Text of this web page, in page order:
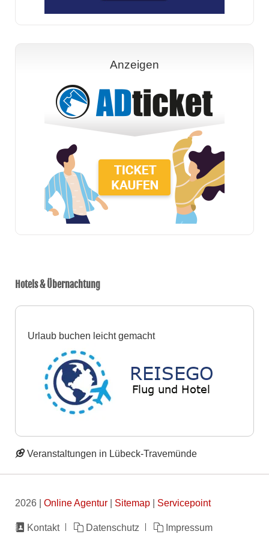
Anzeigen
Hotels & Übernachtung
Urlaub buchen leicht gemacht
Veranstaltungen in Lübeck-Travemünde
2026 | Online Agentur| Sitemap| Servicepoint
Navigation
Kontakt Datenschutz Impressum